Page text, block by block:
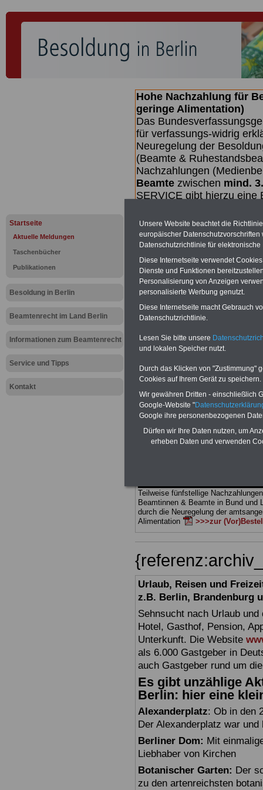
Startseite
Aktuelle Meldungen
Taschenbücher
Publikationen
Besoldung in Berlin
Beamtenrecht im Land Berlin
Informationen zum Beamtenrecht
Service und Tipps
Kontakt
Hohe Nachzahlung für
geringe Alimentation)
Das
für verfassungs-widrig
Neuregelung der
(Beamte &
Nachzahlungen
Beamte zwischen mind.
SERVICE gibt hierzu eine
wird (wahrscheinlich im
Broschüre.
Meldung
Was ist
BEHÖRDEN-ABOmit drei
und Beamte, Beamten-
(Bund/Länder) sowie Beihilferecht in
Ländern. Alle drei Ratgeber sind
Sachverhalte verständlich (auch für
terinnen und Mitarbeiter des
Teilweise fünfstellige
Beamtinnen & Beamte in Bund und
durch die Neuregelung der
Alimentation
>>>zur
Urlaub, Reisen und
z.B. Berlin, Brandenburg
Sehnsucht nach Urlaub
Hotel, Gasthof, Pension,
Unterkunft. Die Website
als 6.000 Gastgeber in
auch Gastgeber rund um
Es gibt unzählige
Berlin: hier eine
Alexanderplatz: Ob in den
Der Alexanderplatz war
Berliner Dom: Mit
Liebhaber von Kirchen
Botanischer Garten: Der
zu den artenreichsten
Unsere Website beachtet die
europäischer
Datenschutzrichtlinie für
Diese Internetseite verwendet
Dienste und Funktionen
Personalisierung von Anzeigen
personalisierte Werbung genutzt.
Diese Internetseite macht Gebrauch
Datenschutzrichtlinie.
Lesen Sie bitte unsere
und lokalen Speicher nutzt.
Durch das Klicken von "Zustimmung"
Cookies auf Ihrem Gerät zu speichern.
Wir gewähren Dritten - einschließlich
Google-Website "
Google ihre personenbezogenen
Dürfen wir Ihre Daten nutzen, um
erheben Daten und verwenden